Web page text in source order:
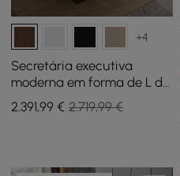
+4
Secretária executiva
moderna em forma de L de
nogueira de 70,9" (mão
esquerda) e cadeira de
2.391,99 € 2.719,99 €